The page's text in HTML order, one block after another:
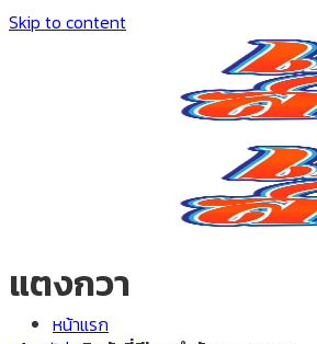
Skip to content
หน้าแรก
แตงกวา